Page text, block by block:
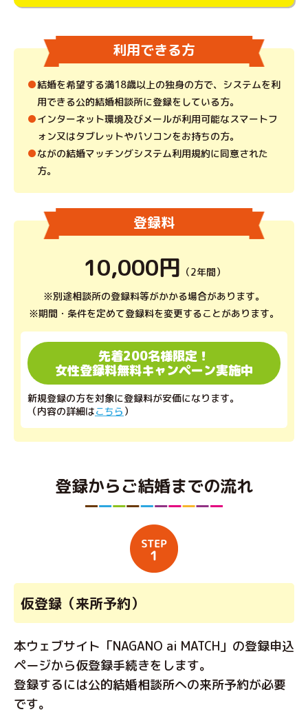
利用できる方
結婚を希望する満18歳以上の独身の方で、システムを利
用できる公的結婚相談所に登録をしている方。
インターネット環境及びメールが利用可能なスマートフ
ォン又はタブレットやパソコンをお持ちの方。
ながの結婚マッチングシステム利用規約に同意された
方。
登録料
10,000円 （2年間）
※別途相談所の登録料等がかかる場合があります。
※期間・条件を定めて登録料を変更することがあります。
先着200名様限定！
女性登録料無料キャンペーン実施中
新規登録の方を対象に登録料が安価になります。
（内容の詳細はこちら ）
登録からご結婚までの流れ
仮登録（来所予約）
本ウェブサイト「NAGANO ai MATCH」の登録申込
ページから仮登録手続きをします。
登録するには公的結婚相談所への来所予約が必要
です。